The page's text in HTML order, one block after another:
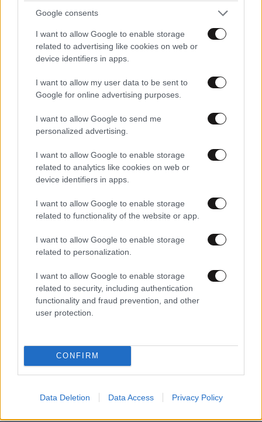
Google consents
I want to allow Google to enable storage
related to advertising like cookies on web or
device identifiers in apps.
I want to allow my user data to be sent to
Google for online advertising purposes.
I want to allow Google to send me
personalized advertising.
I want to allow Google to enable storage
related to analytics like cookies on web or
device identifiers in apps.
I want to allow Google to enable storage
related to functionality of the website or app.
I want to allow Google to enable storage
related to personalization.
I want to allow Google to enable storage
related to security, including authentication
functionality and fraud prevention, and other
user protection.
CONFIRM
Data Deletion Data Access Privacy Policy
Η αυτοκρατορία του «Έντικ» και ο «μεγάλος»
όρος Greek Mafia